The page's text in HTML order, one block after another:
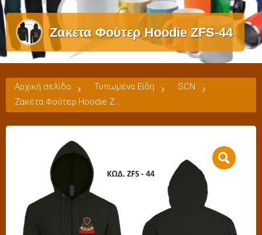
Ζακέτα Φούτερ Hoodie ZFS-44
Αρχική σελίδα Τυπωμένα Είδη
SCN
Ζακέτα Φούτερ Hoodie ZFS-44